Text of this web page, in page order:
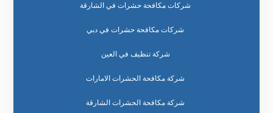
شركات مكافحة حشرات في الشارقة
شركات مكافحة حشرات في دبي
شركة تنظيف في العين
شركة مكافحة الحشرات الامارات
شركة مكافحة الحشرات الشارقة